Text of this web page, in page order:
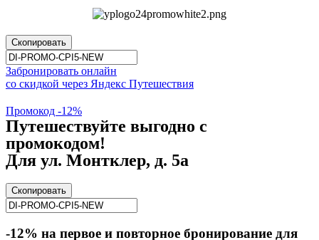
Скопировать
Забронировать онлайн
со скидкой через Яндекс Путешествия
Промокод -12%
Путешествуйте выгодно с
промокодом!
Для ул. Монтклер, д. 5а
Скопировать
-12% на первое и повторное бронирование для